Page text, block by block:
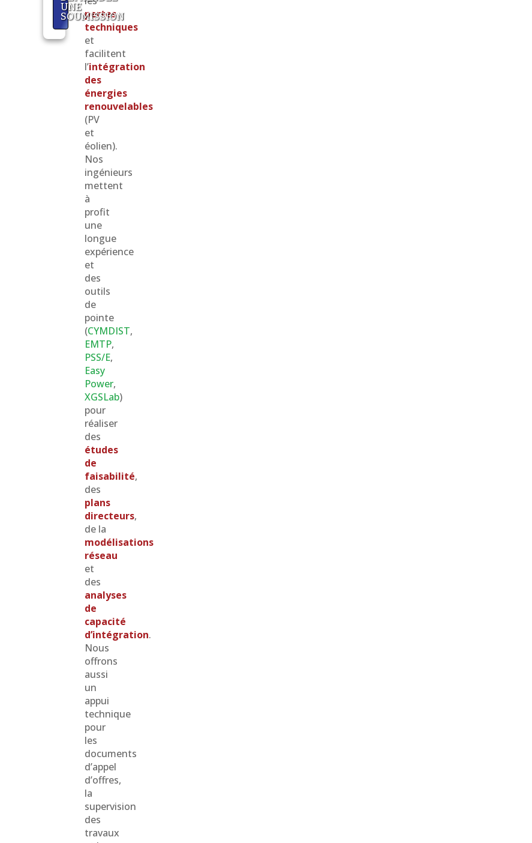
UNE
SOUMISSION
pertes
techniques
et
facilitent
l’intégration
des
énergies
renouvelables
(PV
et
éolien).
Nos
ingénieurs
mettent
à
profit
une
longue
expérience
et
des
outils
de
pointe
(CYMDIST,
EMTP,
PSS/E,
Easy
Power,
XGSLab)
pour
réaliser
des
études
de
faisabilité,
des
plans
directeurs,
de la
modélisations
réseau
et
des
analyses
de
capacité
d’intégration.
Nous
offrons
aussi
un
appui
technique
pour
les
documents
d’appel
d’offres,
la
supervision
des
travaux